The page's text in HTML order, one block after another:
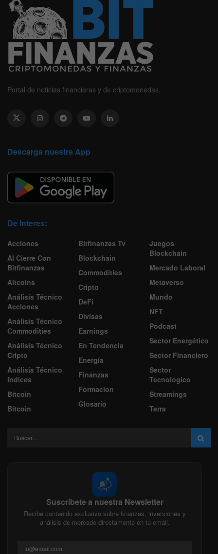
Portal de noticias financieras y de criptomonedas.
Descarga nuestra App
De Interes:
Acciones
Al Cierre Con
Bitfinanzas
Altcoins
Análisis Técnico
Acciones
Análisis Técnico
Commodities
Análisis Técnico
Cripto
Análisis Técnico
Indices
Bitcoin
Bitcoin
Bitfinanzas Tv
Blockchain
Commodities
Cripto
DeFi
Divisas
Earnings
En Tendencia
Energía
Finanzas
Formacion
Glosario
Juegos
Blockchain
Mercado Laboral
Metaverso
Mundo
NFT
Podcast
Sector Energético
Sector Financiero
Sector
Tecnologico
Streamings
Terra
📬
Suscríbete a nuestra Newsletter
Recibe contenido exclusivo sobre finanzas, inversiones y
análisis de mercado directamente en tu email.